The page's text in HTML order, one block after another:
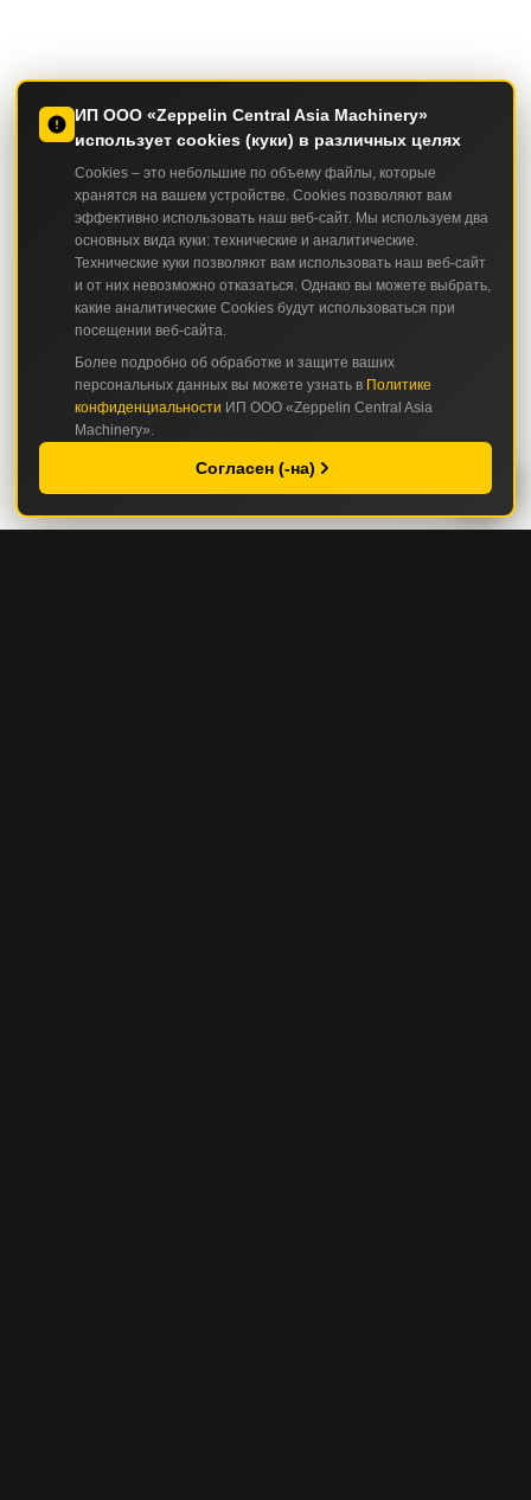
ИП ООО «Zeppelin Central Asia Machinery»
использует cookies (куки) в различных целях
Cookies – это небольшие по объему файлы, которые
хранятся на вашем устройстве. Cookies позволяют вам
эффективно использовать наш веб-сайт. Мы используем два
основных вида куки: технические и аналитические.
Технические куки позволяют вам использовать наш веб-сайт
и от них невозможно отказаться. Однако вы можете выбрать,
какие аналитические Cookies будут использоваться при
посещении веб-сайта.
Более подробно об обработке и защите ваших
персональных данных вы можете узнать в Политике
конфиденциальности ИП ООО «Zeppelin Central Asia
Machinery».
Согласен (-на)